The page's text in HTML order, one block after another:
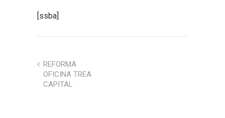
[ssba]
REFORMA
OFICINA TREA
CAPITAL